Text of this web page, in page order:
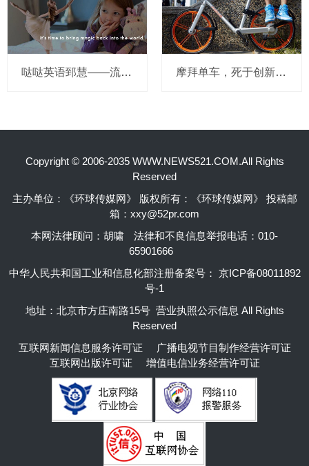
哒哒英语郅慧——流量这杯毒酒，你还喝吗？ 摩拜单车，死于创新的一百万种方式
Copyright © 2006-2035 WWW.NEWS521.COM.All Rights
Reserved
主办单位：《环球传媒网》 版权所有：《环球传媒网》 投稿邮
箱：xxy@52pr.com
本网法律顾问：胡啸
法律和不良信息举报电话：010-
65901666
中华人民共和国工业和信息化部注册备案号： 京ICP备08011892
号-1
地址：北京市方庄南路15号 营业执照公示信息 All Rights
Reserved
互联网新闻信息服务许可证
广播电视节目制作经营许可证
互联网出版许可证
增值电信业务经营许可证